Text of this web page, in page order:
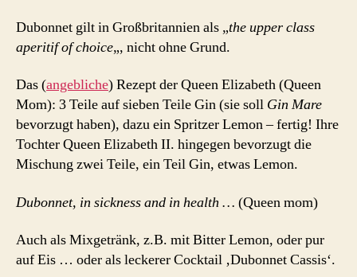
Dubonnet gilt in Großbritannien als „the upper class
aperitif of choice„, nicht ohne Grund.
Das (angebliche) Rezept der Queen Elizabeth (Queen
Mom): 3 Teile auf sieben Teile Gin (sie soll Gin Mare
bevorzugt haben), dazu ein Spritzer Lemon – fertig! Ihre
Tochter Queen Elizabeth II. hingegen bevorzugt die
Mischung zwei Teile, ein Teil Gin, etwas Lemon.
Dubonnet, in sickness and in health … (Queen mom)
Auch als Mixgetränk, z.B. mit Bitter Lemon, oder pur
auf Eis … oder als leckerer Cocktail ‚Dubonnet Cassis‘.